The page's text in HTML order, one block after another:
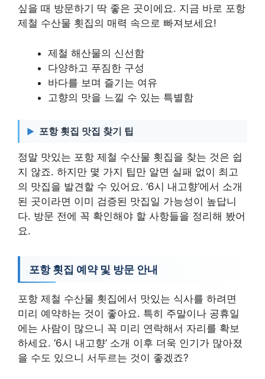
싶을 때 방문하기 딱 좋은 곳이에요. 지금 바로 포항
제철 수산물 횟집의 매력 속으로 빠져보세요!
제철 해산물의 신선함
다양하고 푸짐한 구성
바다를 보며 즐기는 여유
고향의 맛을 느낄 수 있는 특별함
포항 횟집 맛집 찾기 팁
정말 맛있는 포항 제철 수산물 횟집을 찾는 것은 쉽
지 않죠. 하지만 몇 가지 팁만 알면 실패 없이 최고
의 맛집을 발견할 수 있어요. ‘6시 내고향’에서 소개
된 곳이라면 이미 검증된 맛집일 가능성이 높답니
다. 방문 전에 꼭 확인해야 할 사항들을 정리해 봤어
요.
포항 횟집 예약 및 방문 안내
포항 제철 수산물 횟집에서 맛있는 식사를 하려면
미리 예약하는 것이 좋아요. 특히 주말이나 공휴일
에는 사람이 많으니 꼭 미리 연락해서 자리를 확보
하세요. ‘6시 내고향’ 소개 이후 더욱 인기가 많아졌
을 수도 있으니 서두르는 것이 좋겠죠?